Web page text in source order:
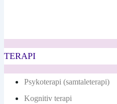
TERAPI
Psykoterapi (samtaleterapi)
Kognitiv terapi